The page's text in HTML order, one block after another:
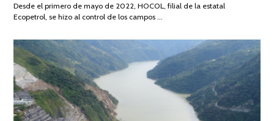
2026
Desde el primero de mayo de 2022, HOCOL, filial de la estatal
Ecopetrol, se hizo al control de los campos …